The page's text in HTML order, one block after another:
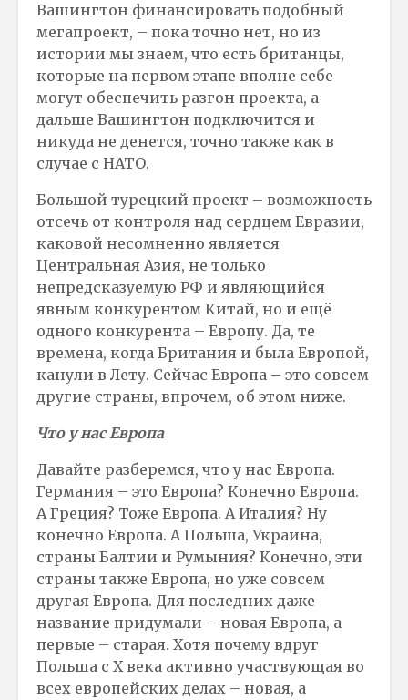
Вашингтон финансировать подобный
мегапроект, – пока точно нет, но из
истории мы знаем, что есть британцы,
которые на первом этапе вполне себе
могут обеспечить разгон проекта, а
дальше Вашингтон подключится и
никуда не денется, точно также как в
случае с НАТО.
Большой турецкий проект – возможность
отсечь от контроля над сердцем Евразии,
каковой несомненно является
Центральная Азия, не только
непредсказуемую РФ и являющийся
явным конкурентом Китай, но и ещё
одного конкурента – Европу. Да, те
времена, когда Британия и была Европой,
канули в Лету. Сейчас Европа – это совсем
другие страны, впрочем, об этом ниже.
Что у нас Европа
Давайте разберемся, что у нас Европа.
Германия – это Европа? Конечно Европа.
А Греция? Тоже Европа. А Италия? Ну
конечно Европа. А Польша, Украина,
страны Балтии и Румыния? Конечно, эти
страны также Европа, но уже совсем
другая Европа. Для последних даже
название придумали – новая Европа, а
первые – старая. Хотя почему вдруг
Польша с Х века активно участвующая во
всех европейских делах – новая, а